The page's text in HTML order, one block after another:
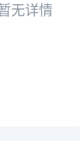
无详情